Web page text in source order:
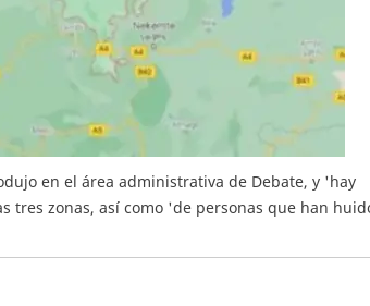
en el área administrativa de Debate, y 'hay
tres zonas, así como 'de personas que han